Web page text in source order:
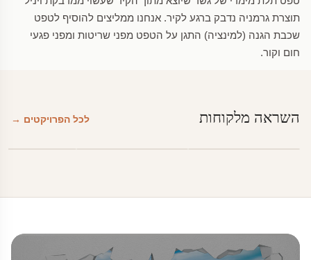
תוצרת גרמניה נדבק ברגע לקיר. אנחנו ממליצים להוסיף לטפט
שכבת הגנה (למינציה) התגן על הטפט מפני שריטות ומפני פגעי
חום וקור.
השראה מלקוחות לכל הפרויקטים →